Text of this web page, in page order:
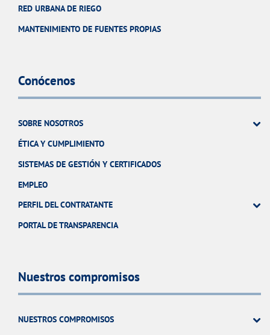
RED URBANA DE RIEGO
MANTENIMIENTO DE FUENTES PROPIAS
Conócenos
SOBRE NOSOTROS
ÉTICA Y CUMPLIMIENTO
SISTEMAS DE GESTIÓN Y CERTIFICADOS
EMPLEO
PERFIL DEL CONTRATANTE
PORTAL DE TRANSPARENCIA
Nuestros compromisos
NUESTROS COMPROMISOS